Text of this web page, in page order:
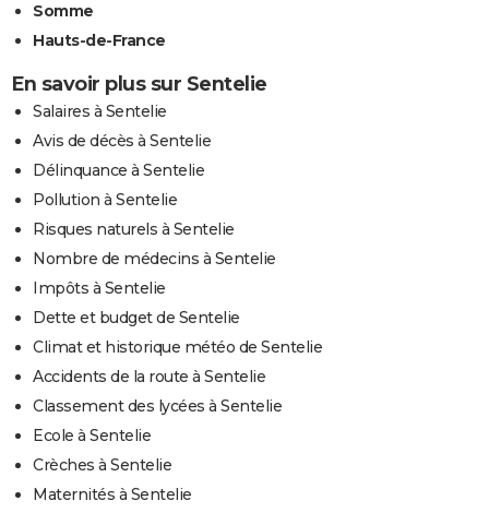
Somme
Hauts-de-France
En savoir plus sur Sentelie
Salaires à Sentelie
Avis de décès à Sentelie
Délinquance à Sentelie
Pollution à Sentelie
Risques naturels à Sentelie
Nombre de médecins à Sentelie
Impôts à Sentelie
Dette et budget de Sentelie
Climat et historique météo de Sentelie
Accidents de la route à Sentelie
Classement des lycées à Sentelie
Ecole à Sentelie
Crèches à Sentelie
Maternités à Sentelie